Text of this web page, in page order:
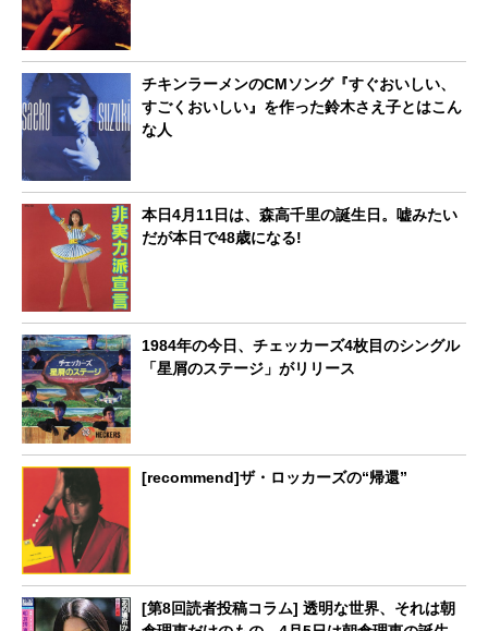
チキンラーメンのCMソング『すぐおいしい、
すごくおいしい』を作った鈴木さえ子とはこん
な人
本日4月11日は、森高千里の誕生日。嘘みたい
だが本日で48歳になる!
1984年の今日、チェッカーズ4枚目のシングル
「星屑のステージ」がリリース
[recommend]ザ・ロッカーズの“帰還”
[第8回読者投稿コラム] 透明な世界、それは朝